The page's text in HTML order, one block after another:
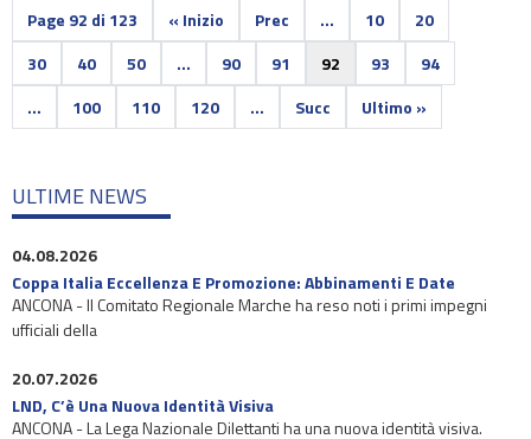
Page 92 di 123 « Inizio Prec ... 10
20
30
40 50 ... 90 91 92 93
94
...
100 110 120 ... Succ Ultimo »
ULTIME NEWS
04.08.2026
Coppa Italia Eccellenza E Promozione: Abbinamenti E Date
ANCONA - Il Comitato Regionale Marche ha reso noti i primi impegni
ufficiali della
20.07.2026
LND, C’è Una Nuova Identità Visiva
ANCONA - La Lega Nazionale Dilettanti ha una nuova identità visiva.